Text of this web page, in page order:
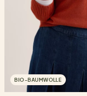
BIO-BAUMWOLLE